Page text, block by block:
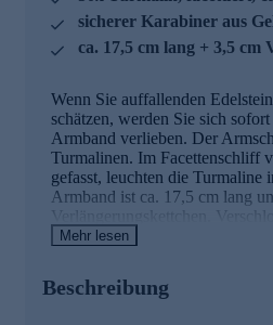
sicherer Karabiner aus
ca. 17,5 cm lang + 3,5 cm
Wenn Sie auffallenden
schätzen, werden Sie sich
Armband verlieben. Der
Turmalinen. Im Facettenschliff
gefasst, leuchten die Turmaline
Armband ist ca. 17,5 cm lang
Verlängerungskettchen.
einem sicheren Karabiner aus
Ihr Vorteil: Schmuck in
Mehr lesen
Beschreibung